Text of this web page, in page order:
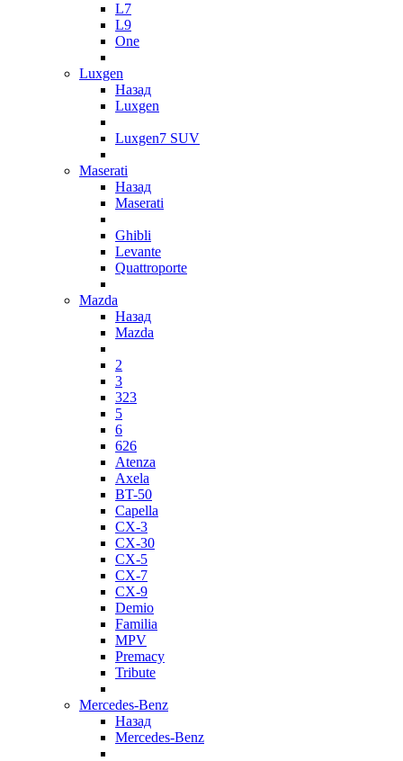
L7
L9
One
Luxgen
Назад
Luxgen
Luxgen7 SUV
Maserati
Назад
Maserati
Ghibli
Levante
Quattroporte
Mazda
Назад
Mazda
2
3
323
5
6
626
Atenza
Axela
BT-50
Capella
CX-3
CX-30
CX-5
CX-7
CX-9
Demio
Familia
MPV
Premacy
Tribute
Mercedes-Benz
Назад
Mercedes-Benz